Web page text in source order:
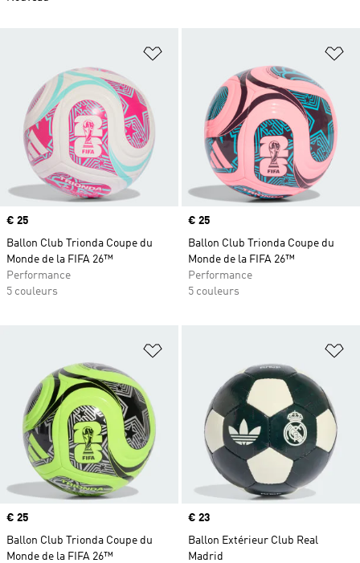
Ajouter à la Liste de produits
Prix
€ 25
Ballon Club Trionda Coupe du
Monde de la FIFA 26™
Performance
5 couleurs
Prix
€ 25
Ballon Club Trionda Coupe du
Monde de la FIFA 26™
Performance
5 couleurs
Ajouter à la Liste de produits
Prix
€ 25
Ballon Club Trionda Coupe du
Monde de la FIFA 26™
Prix
€ 23
Ballon Extérieur Club Real
Madrid